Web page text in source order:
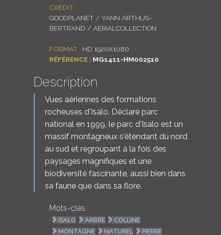
CRÉDIT :
GOODPLANET / YANN ARTHUS-
BERTRAND / AERIALCOLLECTION
FORMAT : HD 1920X1080
RÉFÉRENCE : MG1411-HM002510
Description
Vues aériennes des formations
rocheuses d'Isalo. Déclaré parc
national en 1999, le parc d'Isalo est un
massif montagneux s'étendant du nord
au sud et regroupant à la fois des
paysages magnifiques et une
biodiversité fascinante, aussi bien dans
sa faune que dans sa flore.
Mots-clés :
ISALO ARBRE
COLLINE
MONTAGNE
NATUREL
PIERRE